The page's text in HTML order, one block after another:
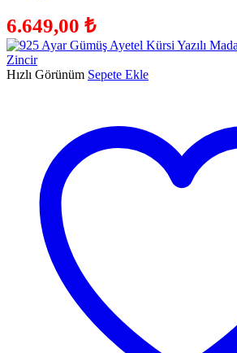
6.649,00 ₺
Hızlı Görünüm Sepete Ekle